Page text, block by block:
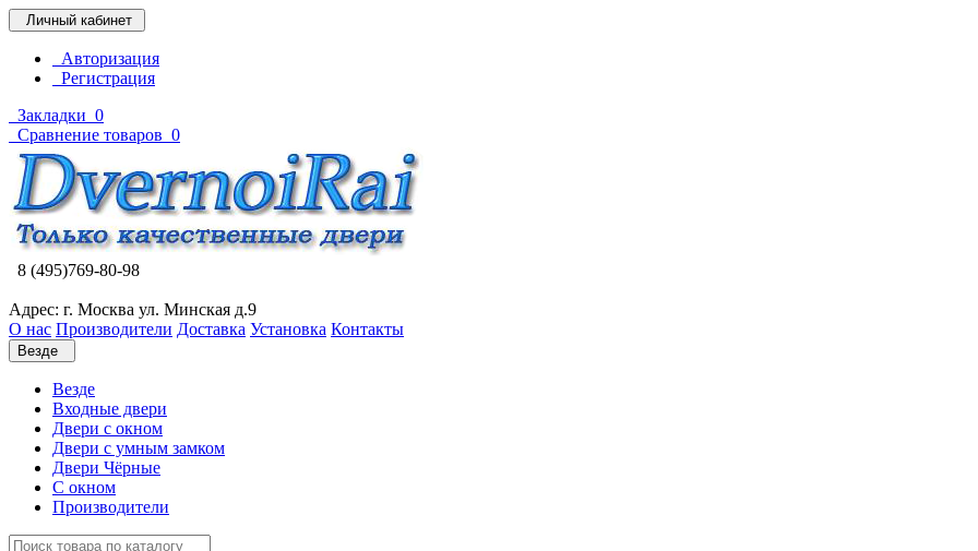
Личный кабинет
Авторизация
Регистрация
Закладки 0
Сравнение товаров 0
8 (495)769-80-98
Адрес: г. Москва ул. Минская д.9
О нас Производители Доставка Установка Контакты
Везде
Везде
Входные двери
Двери с окном
Двери с умным замком
Двери Чёрные
C окном
Производители